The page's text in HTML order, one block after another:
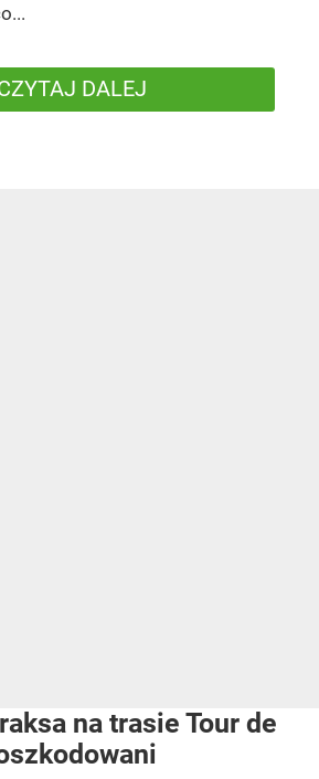
DALEJ
na trasie Tour de